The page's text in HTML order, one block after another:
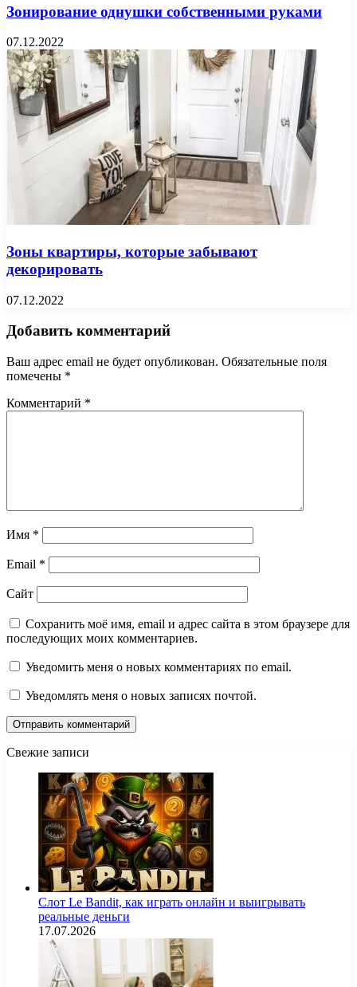
Зонирование однушки собственными руками
07.12.2022
Зоны квартиры, которые забывают
декорировать
07.12.2022
Добавить комментарий
Ваш адрес email не будет опубликован. Обязательные поля
помечены *
Комментарий *
Имя *
Email *
Сайт
Сохранить моё имя, email и адрес сайта в этом браузере для
последующих моих комментариев.
Уведомить меня о новых комментариях по email.
Уведомлять меня о новых записях почтой.
Свежие записи
Слот Le Bandit, как играть онлайн и выигрывать
реальные деньги
17.07.2026